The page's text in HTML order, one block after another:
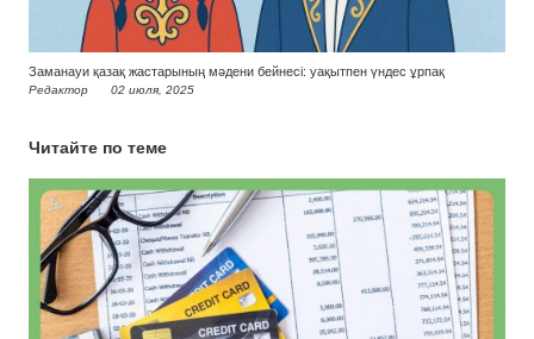
Заманауи қазақ жастарының мәдени бейнесі: уақытпен үндес ұрпақ
Редактор 02 июля, 2025
Читайте по теме